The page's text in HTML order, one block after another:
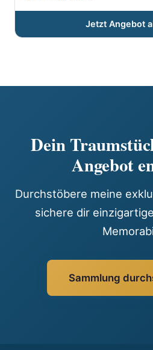
Jetzt Angebot
Dein
Angebot
Durchstöbere meine
sichere dir
Sammlung